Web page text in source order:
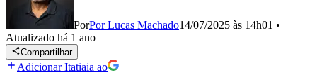
PorPor Lucas Machado14/07/2025 às 14h01 •
Atualizado há 1 ano
Compartilhar
Adicionar Itatiaia ao